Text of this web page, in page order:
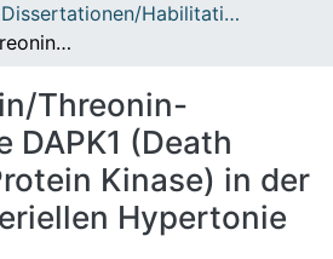
Dissertationen/Habilitationen
Rolle der Serin/Threonin-Proteinkinase DAPK1 (Death Associated Protein Kinase) in der pulmonal arteriellen Hypertonie
Threonin-
DAPK1 (Death
Kinase) in der
Hypertonie